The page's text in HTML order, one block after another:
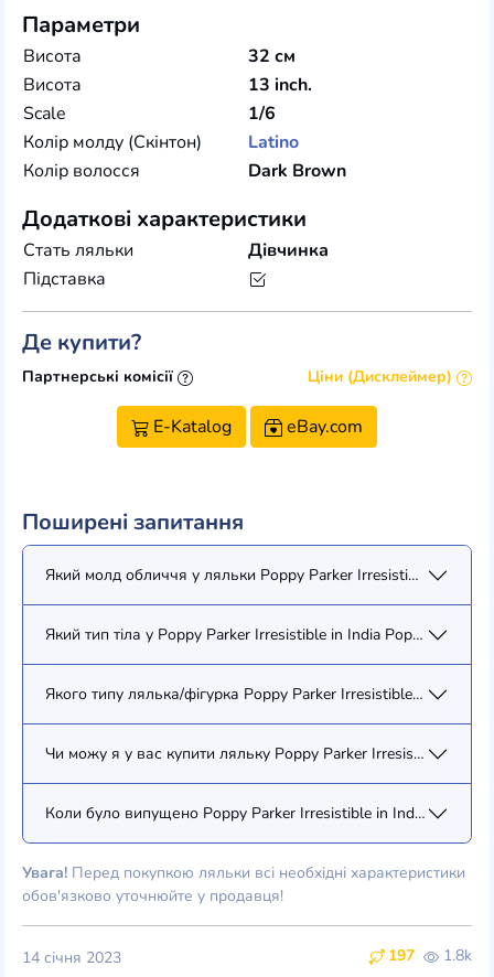
Параметри
Висота
32 см
Висота
13 inch.
Scale
1/6
Колір молду (Скінтон)
Latino
Колір волосся
Dark Brown
Додаткові характеристики
Стать ляльки
Дівчинка
Підставка
Де купити?
Партнерські комісії Ціни (Дисклеймер)
E-Katalog eBay.com
Поширені запитання
Який молд обличчя у ляльки Poppy Parker Irresistible in India
Який тип тіла у Poppy Parker Irresistible in India Poppy Parker
Якого типу лялька/фігурка Poppy Parker Irresistible in India
Чи можу я у вас купити ляльку Poppy Parker Irresistible in
Коли було випущено Poppy Parker Irresistible in India Poppy
Увага! Перед покупкою ляльки всі необхідні характеристики
обов'язково уточнюйте у продавця!
197 1.8k
14 січня 2023